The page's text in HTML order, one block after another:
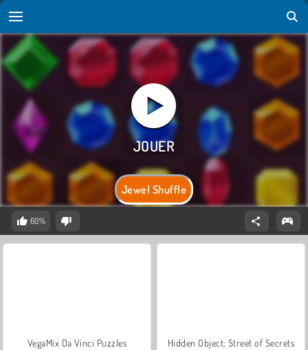
Jewel Shuffle
60%
VegaMix Da Vinci Puzzles Hidden Object: Street of Secrets